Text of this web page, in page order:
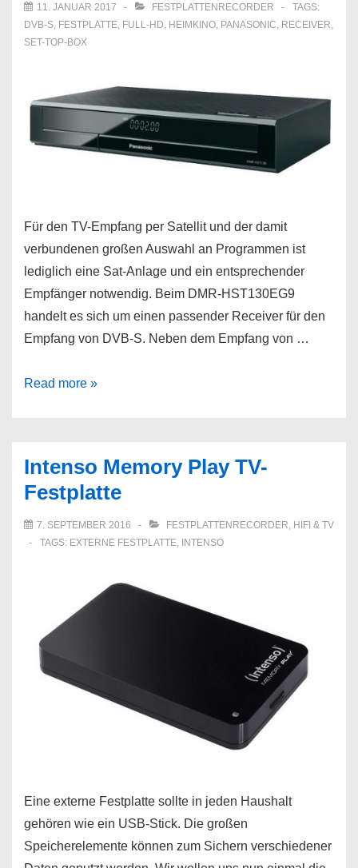
11. JANUAR 2017 FESTPLATTENRECORDER
TAGS:
DVB-S FESTPLATTE FULL-HD HEIMKINO PANASONIC RECEIVER
SET-TOP-BOX
Für den TV-Empfang per Satellit und der damit
verbundenen großen Auswahl an Programmen ist
lediglich eine Sat-Anlage und ein entsprechender
Empfänger notwendig. Beim DMR-HST130EG9
handelt es sich um einen passender Receiver für den
Empfang von DVB-S. Neben dem Empfang von …
Panasonic
Festplatte
Read more »
Intenso Memory Play TV-
Festplatte
7. SEPTEMBER 2016 FESTPLATTENRECORDER, HIFI & TV
TAGS: EXTERNE FESTPLATTE, INTENSO
Eine externe Festplatte sollte in jeden Haushalt
gehören wie ein USB-Stick. Die großen
Speicherelemente können zum Sichern verschiedener